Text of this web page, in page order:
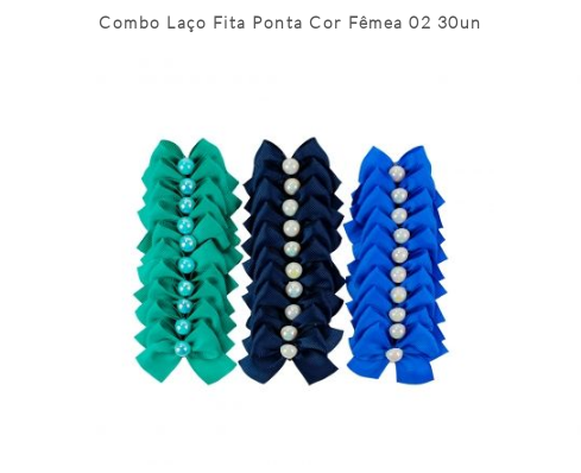
Combo Laço Fita Ponta Cor Fêmea 02 30un